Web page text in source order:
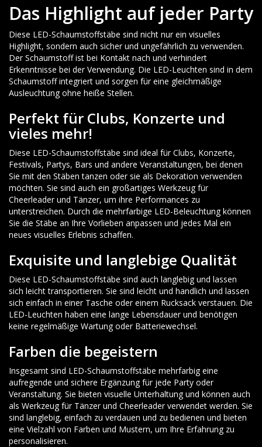
Das Highlight auf jeder Party
Diese LED-Schaumstoffstäbe sind nicht nur ein visuelles
Highlight, sondern auch sicher und ungefährlich zu verwenden.
Der Schaumstoff ist bei Kontakt nach und verhindert
Erkenntnisse bei der Verwendung. Die LED-Leuchten sind in dem
Schaumstoff integriert und sorgen für eine gleichmäßige
Ausleuchtung ohne heiße Stellen.
Perfekt für Clubs, Konzerte und
vieles mehr!
Diese LED-Schaumstoffstäbe sind ideal für Clubs, Konzerte,
Festivals, Partys, Bars und andere Veranstaltungen, bei denen
Sie mit den Stäben tanzen oder sie als Dekoration verwenden
möchten. Sie sind auch ein großartiges Werkzeug für
Cheerleader und Tänzer, um ihre Performances zu
unterstreichen. Durch die mehrfarbige LED-Beleuchtung können
Sie die Stäbe an Ihre Vorlieben anpassen und jedes Mal ein
neues visuelles Erlebnis schaffen.
Exquisite und langlebige Qualität
Diese LED-Schaumstoffstäbe sind auch langlebig und lassen
sich leicht transportieren. Sie sind leicht und handlich und lassen
sich einfach in einer Tasche oder einem Rucksack verstauen. Die
LED-Leuchten haben eine lange Lebensdauer und benötigen
keine regelmäßige Wartung oder Batteriewechsel.
Farben die begeistern
Insgesamt sind LED-Schaumstoffstäbe mehrfarbig eine
aufregende und sichere Ergänzung für jede Party oder
Veranstaltung. Sie bieten visuelle Unterhaltung und können auch
als Werkzeug für Tänzer und Cheerleader verwendet werden. Sie
sind langlebig, einfach zu verdauen und zu bedienen und bieten
eine Vielzahl von Farben und Mustern, um Ihre Erfahrung zu
personalisieren.